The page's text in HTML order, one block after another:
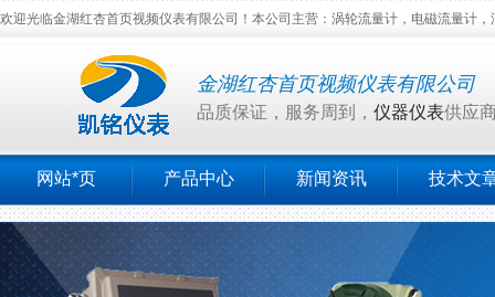
欢迎光临金湖红杏首页视频仪表有限公司！本公司主营：涡轮流量计，电磁流量计
金湖红杏首页视频仪表有限公司
品质保证，服务周到， 仪器仪表供应
网站*页 产品中心 新闻资讯 技术文